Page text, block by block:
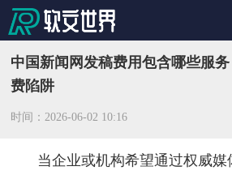
中国新闻网发稿费用包含哪些服
费陷阱
时间：2026-06-02 10:16
当企业或机构希望通过权威媒